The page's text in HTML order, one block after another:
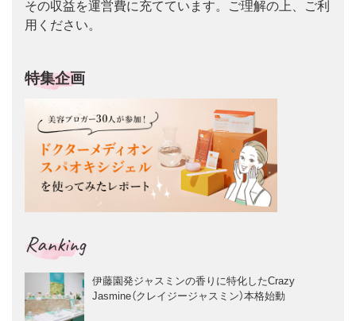
その収益を運営費に充てています。ご理解の上、ご利
用ください。
特集企画
Ranking
伊藤園発ジャスミンの香りに特化したCrazy
Jasmine（クレイジージャスミン）本格始動